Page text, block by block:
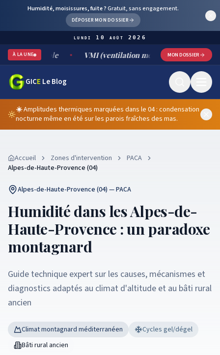
Humidité, moisissures, fuite ?Gratuit, sans engagement.
DÉPOSER MON DOSSIER
lundi 10 août 2026
À LA UNE VMI (ventilation mécanique par insufflation) :
MON DOSSIER
GICE Le Blog
☀️Amplitudes thermiques marquées dans le 04 : condensation
nocturne même en été sur les parois fraîches des mas.
Accueil Zones d'intervention
PACA
Alpes-de-Haute-Provence (04)
Alpes-de-Haute-Provence (04) — PACA
Humidité dans les Alpes-de-
Haute-Provence : un paradoxe
montagnard
Guide technique expert sur les causes, mécanismes et
diagnostics adaptés au climat d'altitude et au bâti rural
ancien
Climat montagnard méditerranéen
Cycles gel/dégel
Bâti rural ancien